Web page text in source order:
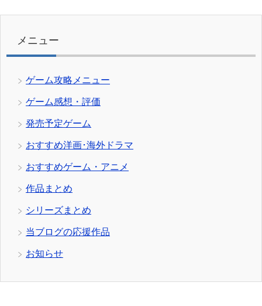
リ
メニュー
ゲーム攻略メニュー
ゲーム感想・評価
発売予定ゲーム
おすすめ洋画･海外ドラマ
おすすめゲーム・アニメ
作品まとめ
シリーズまとめ
当ブログの応援作品
お知らせ